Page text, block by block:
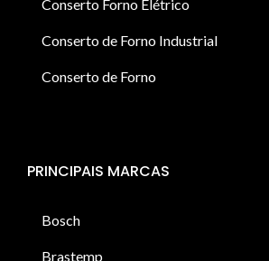
Conserto Forno Elétrico
Conserto de Forno Industrial
Conserto de Forno
PRINCIPAIS MARCAS
Bosch
Brastemp